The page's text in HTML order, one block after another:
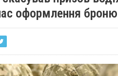
оформлення